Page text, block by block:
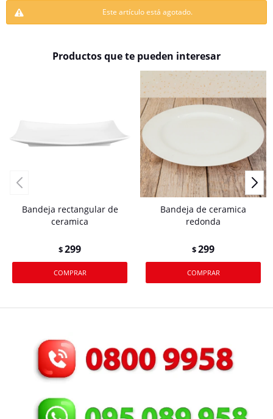
Este artículo está agotado.
Productos que te pueden interesar
Bandeja rectangular de
ceramica
$299
Bandeja de ceramica
redonda
$299